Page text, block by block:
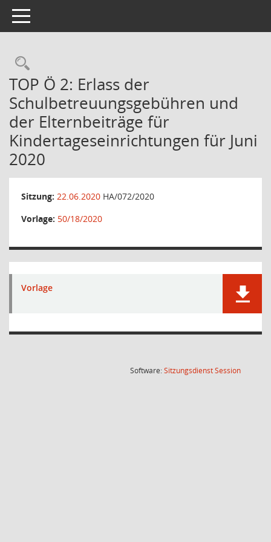
Toggle navigation
TOP Ö 2: Erlass der
Schulbetreuungsgebühren und
der Elternbeiträge für
Kindertageseinrichtungen für Juni
2020
Sitzung: 22.06.2020 HA/072/2020
Vorlage: 50/18/2020
Vorlage
Software:SitzungsdienstSession(Wird in